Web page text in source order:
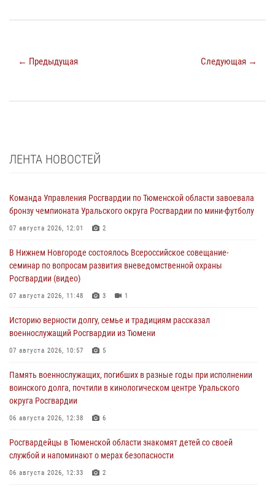
← Предыдущая Следующая →
ЛЕНТА НОВОСТЕЙ
Команда Управления Росгвардии по Тюменской области завоевала
бронзу чемпионата Уральского округа Росгвардии по мини-футболу
07 августа 2026, 12:01 2
В Нижнем Новгороде состоялось Всероссийское совещание-
семинар по вопросам развития вневедомственной охраны
Росгвардии (видео)
07 августа 2026, 11:48 3 1
Историю верности долгу, семье и традициям рассказал
военнослужащий Росгвардии из Тюмени
07 августа 2026, 10:57 5
Память военнослужащих, погибших в разные годы при исполнении
воинского долга, почтили в кинологическом центре Уральского
округа Росгвардии
06 августа 2026, 12:38 6
Росгвардейцы в Тюменской области знакомят детей со своей
службой и напоминают о мерах безопасности
06 августа 2026, 12:33 2